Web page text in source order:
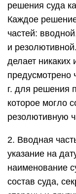
решения суда
Каждое
частей:
и
делает никаких
г. для решения
которое могло
резолютивную
2. Вводная
указание на
наименование
состав суда,